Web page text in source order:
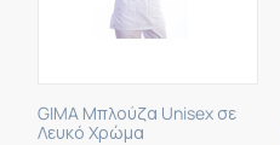
GIMA Μπλούζα Unisex σε
Λευκό Χρώμα